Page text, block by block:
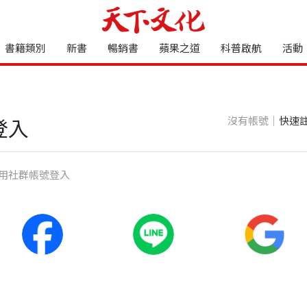
書籍類別 新書 暢銷書 蘋果之道 科普啟航 活動
入 沒有帳號｜ 快速
社群帳號登入